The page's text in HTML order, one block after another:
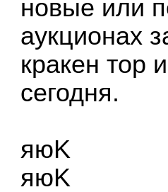
новые или
аукционах
кракен тор
сегодня.
яюK
яюK